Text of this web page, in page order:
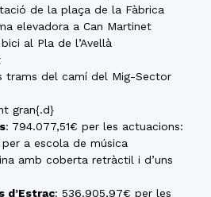
de la plaça de la Fàbrica
elevadora a Can Martinet
al Pla de l’Avellà
trams del camí del Mig-Sector
gran{.d}
: 794.077,51€ per les actuacions:
a escola de música
amb coberta retràctil i d’uns
d’Estrac: 536.905,97€ per les